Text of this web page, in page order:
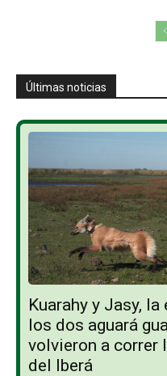
Últimas noticias
Kuarahy y Jasy,
los dos aguará
volvieron a correr
del Iberá